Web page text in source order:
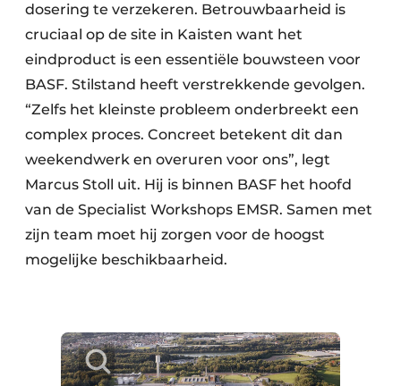
dosering te verzekeren. Betrouwbaarheid is
cruciaal op de site in Kaisten want het
eindproduct is een essentiële bouwsteen voor
BASF. Stilstand heeft verstrekkende gevolgen.
“Zelfs het kleinste probleem onderbreekt een
complex proces. Concreet betekent dit dan
weekendwerk en overuren voor ons”, legt
Marcus Stoll uit. Hij is binnen BASF het hoofd
van de Specialist Workshops EMSR. Samen met
zijn team moet hij zorgen voor de hoogst
mogelijke beschikbaarheid.